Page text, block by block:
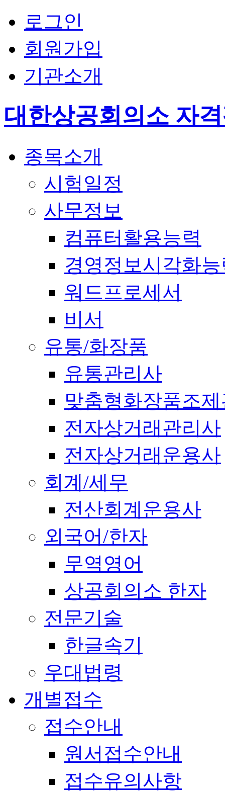
로그인
회원가입
기관소개
대한상공회의소 자
종목소개
시험일정
사무정보
컴퓨터활용능력
경영정보시각화
워드프로세서
비서
유통/화장품
유통관리사
맞춤형화장품조
전자상거래관리사
전자상거래운용사
회계/세무
전산회계운용사
외국어/한자
무역영어
상공회의소 한자
전문기술
한글속기
우대법령
개별접수
접수안내
원서접수안내
접수유의사항